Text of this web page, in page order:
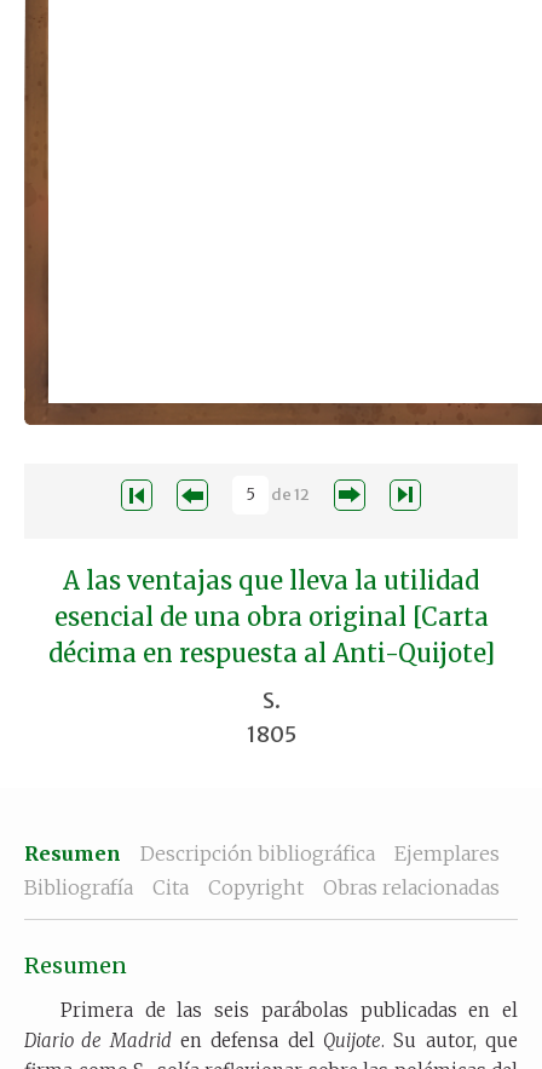
de12
A las ventajas que lleva la utilidad
esencial de una obra original [Carta
décima en respuesta al Anti-Quijote]
S.
1805
Resumen Descripción bibliográfica
Ejemplares
Bibliografía
Cita Copyright Obras relacionadas
Resumen
Primera de las seis parábolas publicadas en el
Diario de Madriden defensa del Quijote. Su autor, que